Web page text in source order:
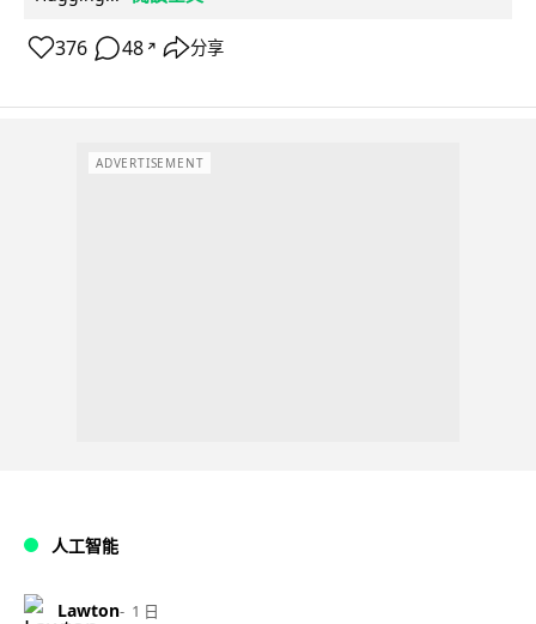
376 48 ↗ 分享
ADVERTISEMENT
人工智能
Lawton 1 日